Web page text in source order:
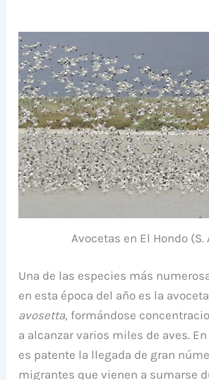
Avocetas en El Hondo (S.
Una de las especies más
en esta época del año es la avoceta
avosetta, formándose
a alcanzar varios miles de aves.
es patente la llegada de gran
migrantes que vienen a sumarse